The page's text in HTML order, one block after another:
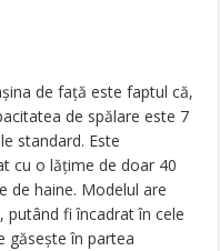
de față este faptul că,
de spălare este 7
standard. Este
cu o lățime de doar 40
de haine. Modelul are
putând fi încadrat în cele
găsește în partea